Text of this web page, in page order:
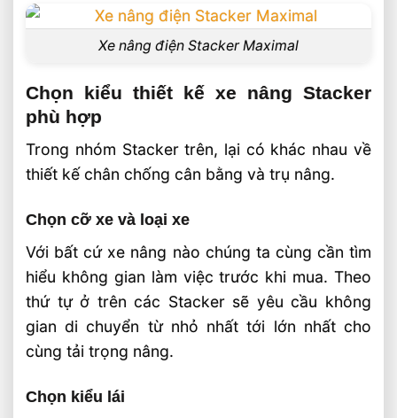
Xe nâng điện Stacker Maximal
Chọn kiểu thiết kế xe nâng Stacker
phù hợp
Trong nhóm Stacker trên, lại có khác nhau về
thiết kế chân chống cân bằng và trụ nâng.
Chọn cỡ xe và loại xe
Với bất cứ xe nâng nào chúng ta cùng cần tìm
hiểu không gian làm việc trước khi mua. Theo
thứ tự ở trên các Stacker sẽ yêu cầu không
gian di chuyển từ nhỏ nhất tới lớn nhất cho
cùng tải trọng nâng.
Chọn kiểu lái